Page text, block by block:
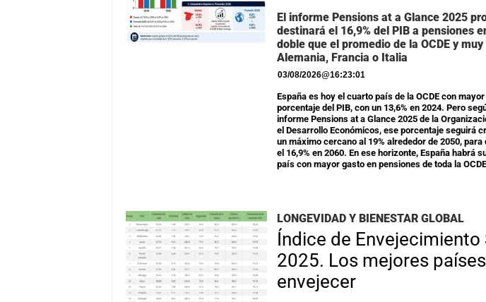
El informe Pensions at a Glance 2025
destinará el 16,9% del PIB a pensiones
doble que el promedio de la OCDE y
Alemania, Francia o Italia
03/08/2026@16:23:01
España es hoy el cuarto país de la OCDE con
porcentaje del PIB, con un 13,6% en 2024. Pero
informe Pensions at a Glance 2025 de la
el Desarrollo Económicos, ese porcentaje seguirá
un máximo cercano al 19% alrededor de 2050,
el 16,9% en 2060. En ese horizonte, España habrá
país con mayor gasto en pensiones de toda la
LONGEVIDAD Y BIENESTAR GLOBAL
Índice de Envejecimiento
2025. Los mejores
envejecer